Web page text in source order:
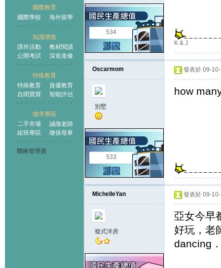
國際教育
國際學校
海外留學
知識增值
課外活動
教材閱讀
公開考試
深造進修
特殊教育
特殊教育
資優教育
自閉寶寶
智能評估
徵求專區
二手市場
誠徵老師
組班專區
徵保母車
聯絡管理員
534
K & J
Oscarmom
別墅
533
發表於 09-
how
MichelleYan
複式洋房
發表於 09-
亞女今早
好玩，老
dancing